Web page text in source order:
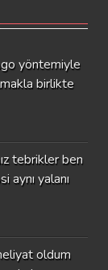
yöntemiyle
birlikte
tebrikler ben
aynı yalanı
oldum